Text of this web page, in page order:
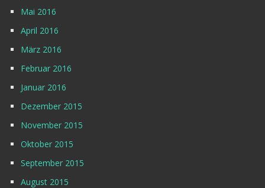
Mai 2016
April 2016
März 2016
Februar 2016
Januar 2016
Dezember 2015
November 2015
Oktober 2015
September 2015
August 2015